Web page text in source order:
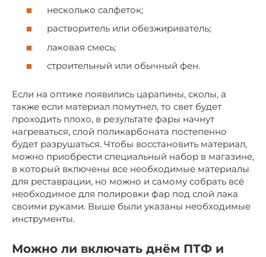
несколько салфеток;
растворитель или обезжириватель;
лаковая смесь;
строительный или обычный фен.
Если на оптике появились царапины, сколы, а
также если материал помутнел, то свет будет
проходить плохо, в результате фары начнут
нагреваться, слой поликарбоната постепенно
будет разрушаться. Чтобы восстановить материал,
можно приобрести специальный набор в магазине,
в который включены все необходимые материалы
для реставрации, но можно и самому собрать всё
необходимое для полировки фар под слой лака
своими руками. Выше были указаны необходимые
инструменты.
Можно ли включать днём ПТФ и